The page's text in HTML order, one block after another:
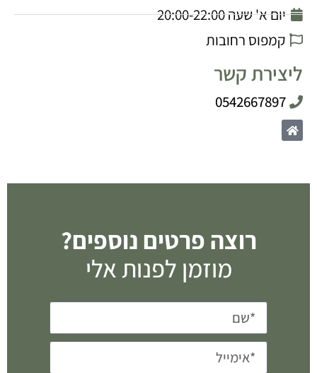
יום א' שעה 20:00-22:00
קמפוס רחובות
ליצירת קשר
0542667897
רוצה פרטים נוספים?
מוזמן לפנות אלי